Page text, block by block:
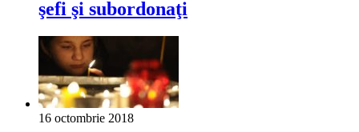
şefi şi subordonaţi
16 octombrie 2018